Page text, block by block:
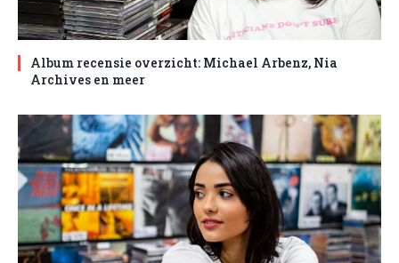
Album recensie overzicht: Michael Arbenz, Nia
Archives en meer